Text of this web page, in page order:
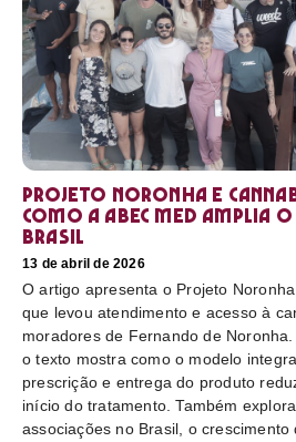
Projeto Noronha e
como a ABEC Med amplia
Brasil
13 de abril de 2026
O artigo apresenta o Projeto
que levou atendimento e acesso à
moradores de Fernando de Noronha.
o texto mostra como o modelo
prescrição e entrega do produto
início do tratamento. Também
associações no Brasil, o crescimento